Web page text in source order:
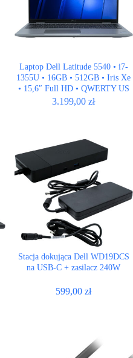
Laptop Dell Latitude 5540 • i7-
1355U • 16GB • 512GB • Iris Xe
• 15,6″ Full HD • QWERTY US
3.199,00zł
Stacja dokująca Dell WD19DCS
na USB-C + zasilacz 240W
599,00zł